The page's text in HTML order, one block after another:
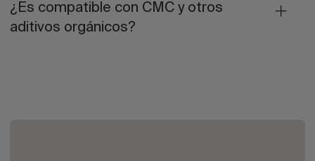
¿Es compatible con CMC y otros
aditivos orgánicos?